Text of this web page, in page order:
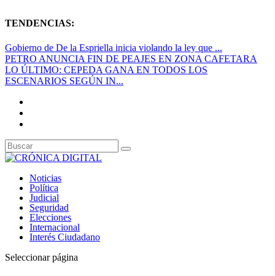
TENDENCIAS:
Gobierno de De la Espriella inicia violando la ley que ...
PETRO ANUNCIA FIN DE PEAJES EN ZONA CAFETARA
LO ÚLTIMO: CEPEDA GANA EN TODOS LOS
ESCENARIOS SEGÚN IN...
Noticias
Política
Judicial
Seguridad
Elecciones
Internacional
Interés Ciudadano
Seleccionar página